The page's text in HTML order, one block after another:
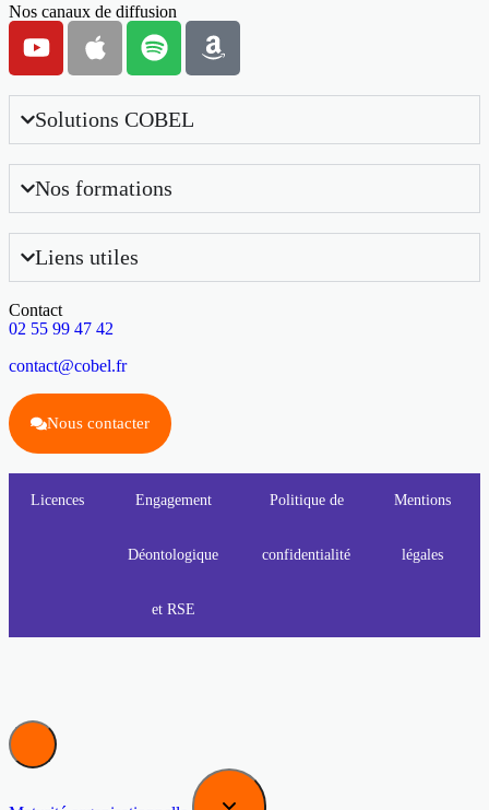
Nos canaux de diffusion
Solutions COBEL
Nos formations
Liens utiles
Contact
02 55 99 47 42
contact@cobel.fr
Nous contacter
Licences Engagement
Déontologique
et RSE
Politique de
confidentialité
Mentions
légales